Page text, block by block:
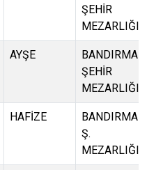
ŞEHİR
MEZARLIĞI
AYŞE
BANDIRMA
ŞEHİR
MEZARLIĞI
HAFİZE
BANDIRMA
Ş.
MEZARLIĞI